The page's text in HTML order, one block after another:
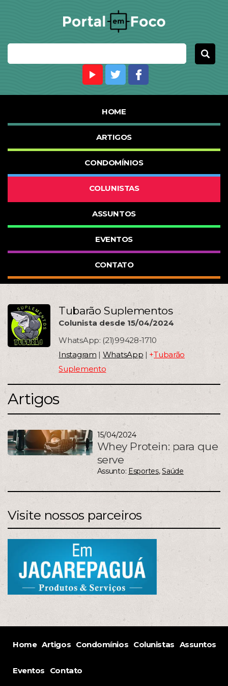
HOME
ARTIGOS
CONDOMÍNIOS
COLUNISTAS
ASSUNTOS
EVENTOS
CONTATO
Tubarão Suplementos
Colunista desde 15/04/2024
WhatsApp: (21)99428-1710
Instagram | WhatsApp | +Tubarão
Suplemento
Artigos
15/04/2024
Whey Protein: para que
serve
Assunto: Esportes,Saúde
Visite nossos parceiros
Home Artigos Condomínios Colunistas Assuntos
Eventos Contato